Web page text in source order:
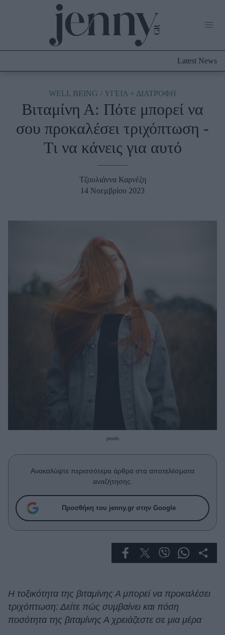
Culture
Fashion
Shopping
Styling Tips
Beauty - Ομορφιά
Μαλλιά - Νύχια
Πρόσωπα
Celebrities
Συνεντεύξεις
True Stories
Ask the Guru
Success Stories
Deco
Cooking
Latest News
WELL BEING ΥΓΕΙΑ + ΔΙΑΤΡΟΦΗ
Βιταμίνη Α: Πότε μπορεί να
σου προκαλέσει τριχόπτωση -
Τι να κάνεις για αυτό
Τζουλιάννα Καρνέζη
14 Νοεμβρίου 2023
pexels
Ανακαλύψτε περισσότερα άρθρα στα αποτελέσματα
αναζήτησης.
Προσθήκη του jenny.gr στην Google
Η τοξικότητα της βιταμίνης Α μπορεί να προκαλέσει
τριχόπτωση: Δείτε πώς συμβαίνει και πόση
ποσότητα της βιταμίνης Α χρειάζεστε σε μια μέρα